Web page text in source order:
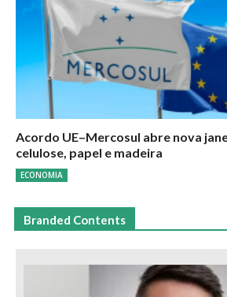
Acordo UE–Mercosul abre nova
celulose, papel e madeira
ECONOMIA
Branded Contents